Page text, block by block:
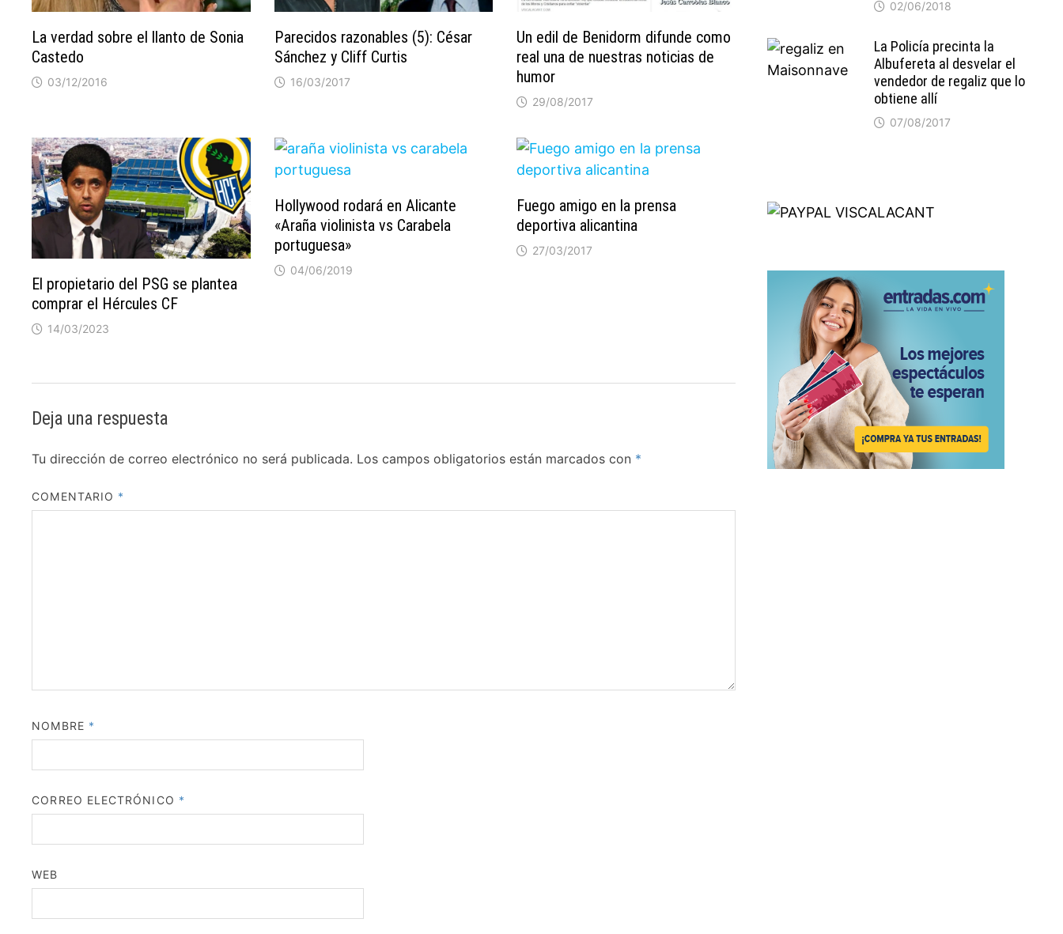
La verdad sobre el llanto de Sonia
Castedo
03/12/2016
Parecidos razonables (5): César
Sánchez y Cliff Curtis
16/03/2017
Un edil de Benidorm difunde como
real una de nuestras noticias de
humor
29/08/2017
El propietario del PSG se plantea
comprar el Hércules CF
14/03/2023
Hollywood rodará en Alicante
«Araña violinista vs Carabela
portuguesa»
04/06/2019
Fuego amigo en la prensa
deportiva alicantina
27/03/2017
Deja una respuesta
Tu dirección de correo electrónico no será publicada. Los campos obligatorios están marcados con *
COMENTARIO *
NOMBRE *
CORREO ELECTRÓNICO *
WEB
02/06/2018
La Policía precinta la
Albufereta al desvelar el
vendedor de regaliz que lo
obtiene allí
07/08/2017